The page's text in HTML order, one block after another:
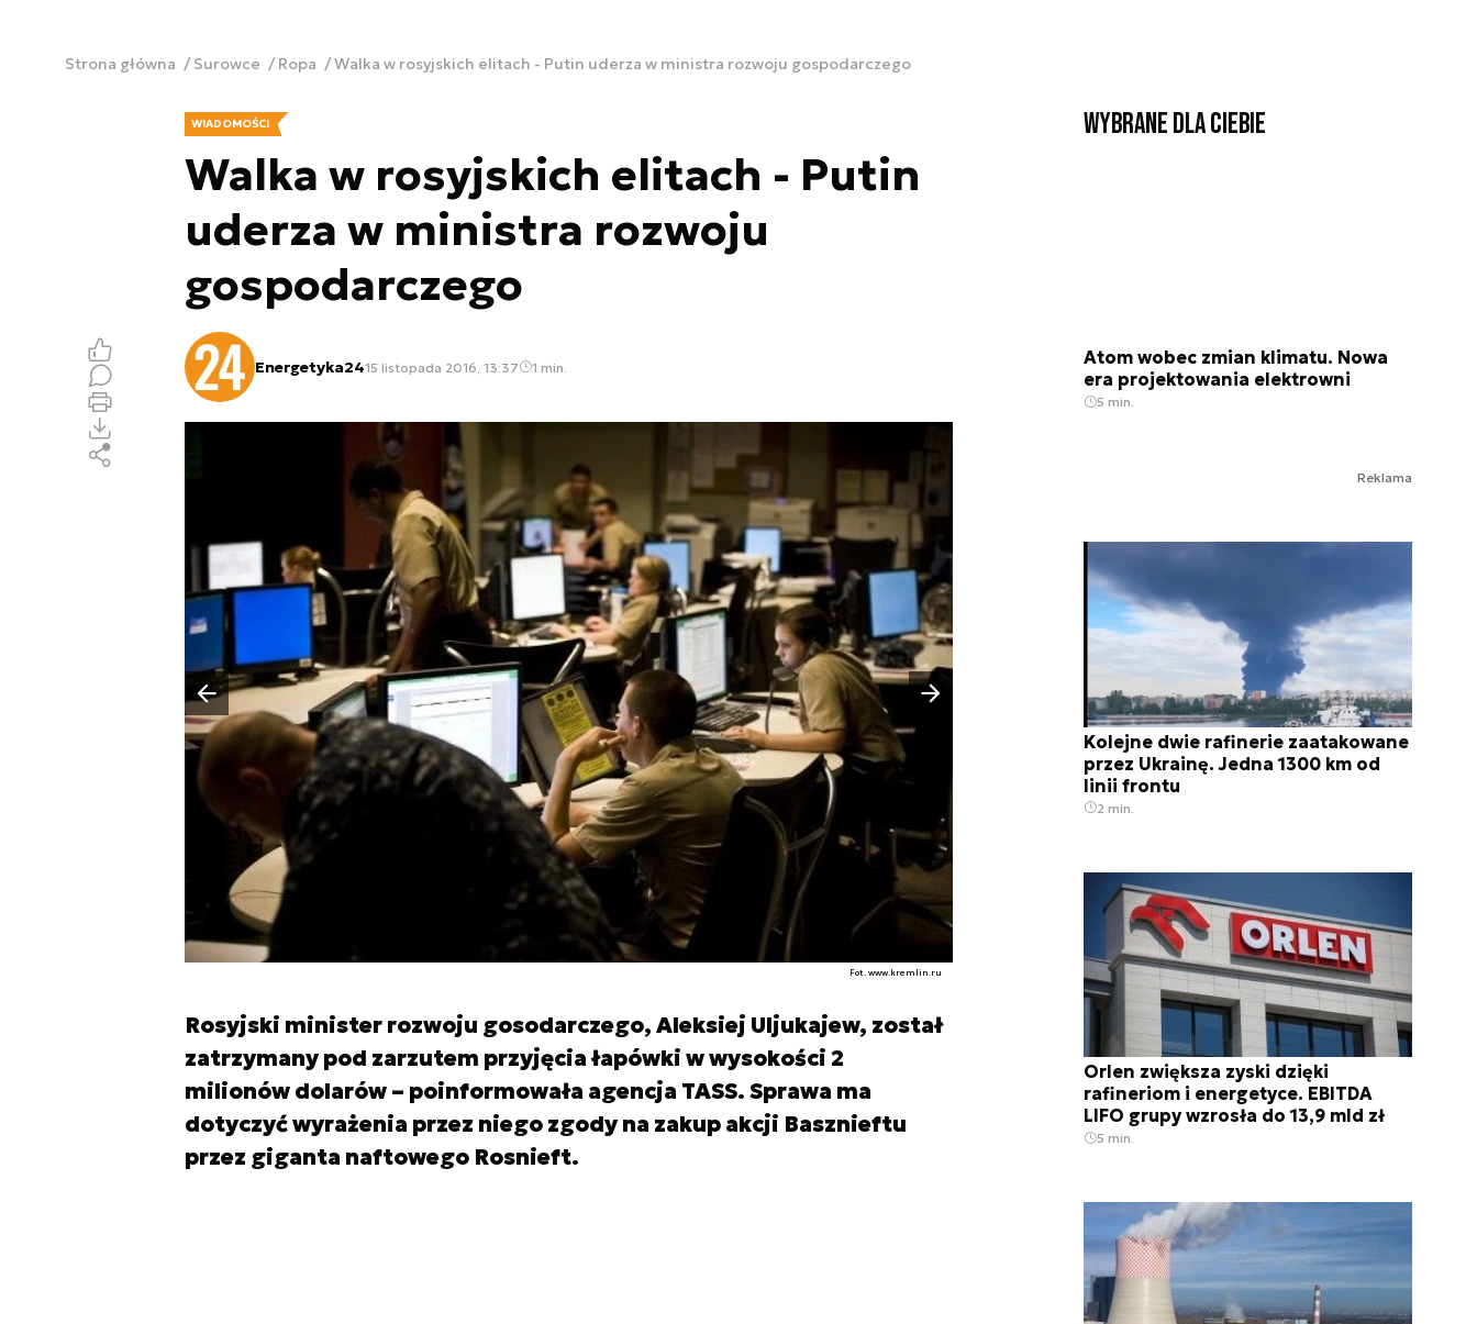
Strona główna Surowce Ropa Walka w rosyjskich elitach - Putin uderza w ministra rozwoju gospodarczego
WIADOMOŚCI
Walka w rosyjskich elitach - Putin
uderza w ministra rozwoju
gospodarczego
Energetyka2415 listopada 2016, 13:37 1 min.
Fot. www.kremlin.ru
Poprzedni slajd
Następny slajd
Rosyjski minister rozwoju gosodarczego, Aleksiej Uljukajew, został
zatrzymany pod zarzutem przyjęcia łapówki w wysokości 2
milionów dolarów – poinformowała agencja TASS. Sprawa ma
dotyczyć wyrażenia przez niego zgody na zakup akcji Basznieftu
przez giganta naftowego Rosnieft.
Wybrane dla Ciebie
Atom wobec zmian klimatu. Nowa
era projektowania elektrowni
5 min.
Reklama
Kolejne dwie rafinerie zaatakowane
przez Ukrainę. Jedna 1300 km od
linii frontu
2 min.
Orlen zwiększa zyski dzięki
rafineriom i energetyce. EBITDA
LIFO grupy wzrosła do 13,9 mld zł
5 min.